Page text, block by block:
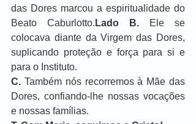
das Dores marcou a espiritualidade do
Beato Caburlotto. Lado B. Ele se
colocava diante da Virgem das Dores,
suplicando proteção e força para si e
para o Instituto.
C. Também nós recorremos à Mãe das
Dores, confiando-lhe nossas vocações
e nossas famílias.